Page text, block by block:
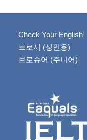
Check Your English
브로셔 (성인용)
브로슈어 (주니어)